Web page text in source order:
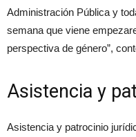
Administración Pública y
semana que viene
perspectiva de género”,
Asistencia y
Asistencia y patrocinio